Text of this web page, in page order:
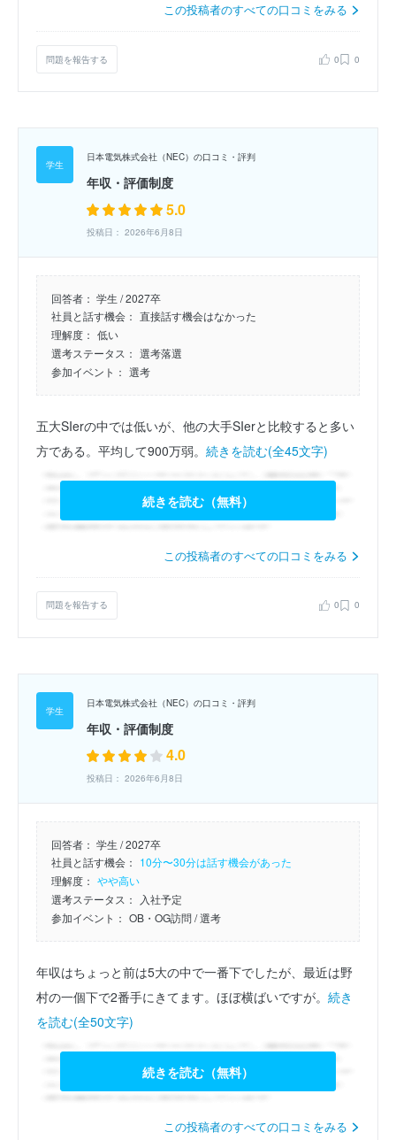
この投稿者のすべての口コミをみる
問題を報告する 0 0
日本電気株式会社（NEC）の口コミ・評判
年収・評価制度
5.0
投稿日： 2026年6月8日
回答者： 学生 / 2027卒
社員と話す機会： 直接話す機会はなかった
理解度： 低い
選考ステータス： 選考落選
参加イベント： 選考
五大SIerの中では低いが、他の大手SIerと比較すると多い
方である。平均して900万弱。 続きを読む(全45文字)
続きを読む（無料）
この投稿者のすべての口コミをみる
問題を報告する 0 0
日本電気株式会社（NEC）の口コミ・評判
年収・評価制度
4.0
投稿日： 2026年6月8日
回答者： 学生 / 2027卒
社員と話す機会： 10分〜30分は話す機会があった
理解度： やや高い
選考ステータス：
入社予定
参加イベント： OB・OG訪問/ 選考
年収はちょっと前は5大の中で一番下でしたが、最近は野
村の一個下で2番手にきてます。ほぼ横ばいですが。 続き
を読む(全50文字)
続きを読む（無料）
この投稿者のすべての口コミをみる